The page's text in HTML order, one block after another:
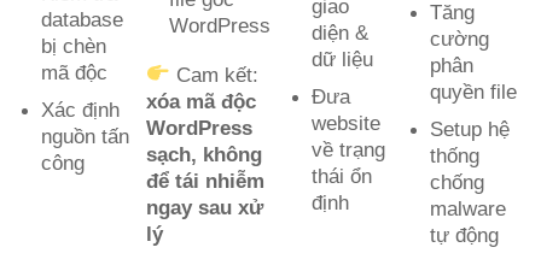
database
bị chèn
mã độc
Xác định
nguồn tấn
công
WordPress
Cam kết:
xóa mã độc
WordPress
sạch, không
để tái nhiễm
ngay sau xử
lý
giao
diện &
dữ liệu
Đưa
website
về trạng
thái ổn
định
Tăng
cường
phân
quyền file
Setup hệ
thống
chống
malware
tự động